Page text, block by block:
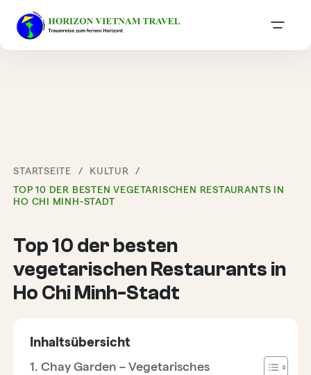
STARTSEITE
KULTUR
TOP 10 DER BESTEN VEGETARISCHEN RESTAURANTS IN
HO CHI MINH-STADT
Top 10 der besten
vegetarischen Restaurants in
Ho Chi Minh-Stadt
Inhaltsübersicht
Chay Garden – Vegetarisches